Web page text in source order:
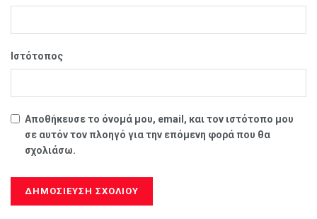
Ιστότοπος
Αποθήκευσε το όνομά μου, email, και τον ιστότοπο μου
σε αυτόν τον πλοηγό για την επόμενη φορά που θα
σχολιάσω.